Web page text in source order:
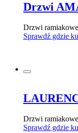
Drzwi
Drzwi ramiakowe
Sprawdź gdzie
Drzwi ramiakowe
Sprawdź gdzie